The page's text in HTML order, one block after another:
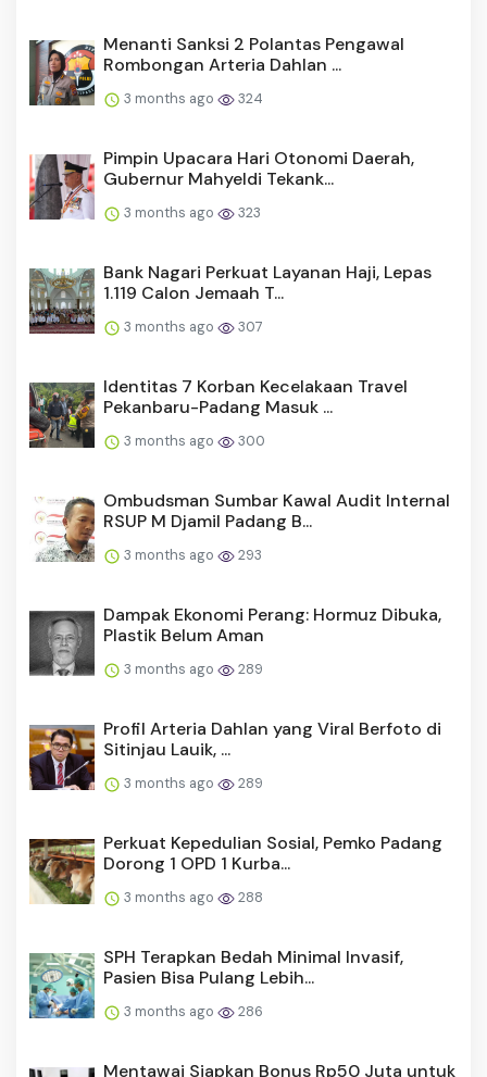
Menanti Sanksi 2 Polantas Pengawal
Rombongan Arteria Dahlan ...
3 months ago 324
Pimpin Upacara Hari Otonomi Daerah,
Gubernur Mahyeldi Tekank...
3 months ago 323
Bank Nagari Perkuat Layanan Haji, Lepas
1.119 Calon Jemaah T...
3 months ago 307
Identitas 7 Korban Kecelakaan Travel
Pekanbaru-Padang Masuk ...
3 months ago 300
Ombudsman Sumbar Kawal Audit Internal
RSUP M Djamil Padang B...
3 months ago 293
Dampak Ekonomi Perang: Hormuz Dibuka,
Plastik Belum Aman
3 months ago 289
Profil Arteria Dahlan yang Viral Berfoto di
Sitinjau Lauik, ...
3 months ago 289
Perkuat Kepedulian Sosial, Pemko Padang
Dorong 1 OPD 1 Kurba...
3 months ago 288
SPH Terapkan Bedah Minimal Invasif,
Pasien Bisa Pulang Lebih...
3 months ago 286
Mentawai Siapkan Bonus Rp50 Juta untuk